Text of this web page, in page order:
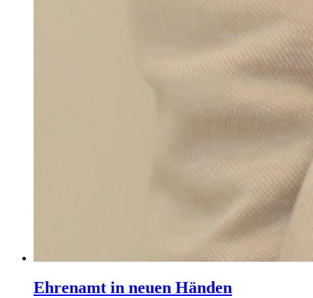
Ehrenamt in neuen Händen